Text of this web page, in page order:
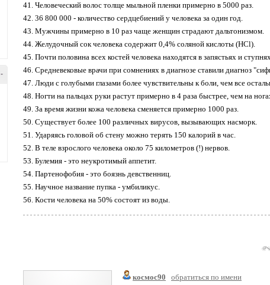
-
41. Человеческий волос толще мыльной пленки примерно в 5000 раз.
42. 36 800 000 - количество сердцебиений у человека за один год.
43. Мужчины примерно в 10 раз чаще женщин страдают дальтонизмом.
44. Желудочный сок человека содержит 0,4% соляной кислоты (HCl).
45. Почти половина всех костей человека находятся в запястьях и
46. Средневековые врачи при сомнениях в диагнозе ставили диагноз
47. Люди с голубыми глазами более чувствительны к боли, чем все
48. Hогти на пальцах руки растут примерно в 4 раза быстрее, чем на
49. За время жизни кожа человека сменяется примерно 1000 раз.
50. Существует более 100 различных вирусов, вызывающих насморк.
51. Ударяясь головой об стену можно терять 150 калорий в час.
52. В теле взрослого человека около 75 километров (!) нервов.
53. Булемия - это неукротимый аппетит.
54. Партенофобия - это боязнь девственниц.
55. Hаучное название пупка - умбиликус.
56. Кости человека на 50% состоят из воды.
космос90
обратиться по имени